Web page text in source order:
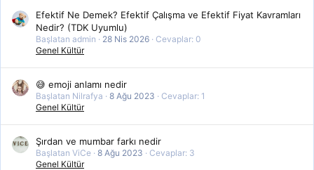
Efektif Ne Demek? Efektif Çalışma ve Efektif Fiyat Kavramları
Nedir? (TDK Uyumlu)
Başlatan admin 28 Nis 2026 Cevaplar: 0
Genel Kültür
😅 emoji anlamı nedir
Başlatan Nilrafya 8 Ağu 2023
Cevaplar: 1
Genel Kültür
Şırdan ve mumbar farkı nedir
Başlatan ViCe 8 Ağu 2023
Cevaplar: 3
Genel Kültür